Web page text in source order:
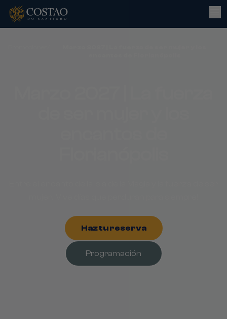
Haz tu reserva
Programación